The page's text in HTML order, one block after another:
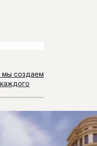
мы создаем